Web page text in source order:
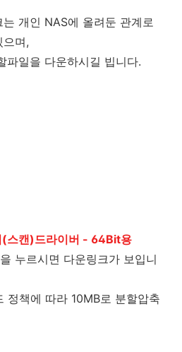
개인 NAS에 올려둔 관계로
며,
파일을 다운하시길 빕니다.
스캔)드라이버 - 64Bit용
누르시면 다운링크가 보입니
정책에 따라 10MB로 분할압축